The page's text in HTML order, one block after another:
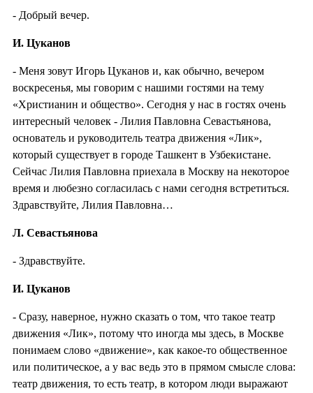
- Добрый вечер.
И. Цуканов
- Меня зовут Игорь Цуканов и, как обычно, вечером
воскресенья, мы говорим с нашими гостями на тему
«Христианин и общество». Сегодня у нас в гостях очень
интересный человек - Лилия Павловна Севастьянова,
основатель и руководитель театра движения «Лик»,
который существует в городе Ташкент в Узбекистане.
Сейчас Лилия Павловна приехала в Москву на некоторое
время и любезно согласилась с нами сегодня встретиться.
Здравствуйте, Лилия Павловна…
Л. Севастьянова
- Здравствуйте.
И. Цуканов
- Сразу, наверное, нужно сказать о том, что такое театр
движения «Лик», потому что иногда мы здесь, в Москве
понимаем слово «движение», как какое-то общественное
или политическое, а у вас ведь это в прямом смысле слова:
театр движения, то есть театр, в котором люди выражают